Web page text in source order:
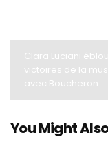
Clara Luciani
victoires de la
avec Boucheron
You Might